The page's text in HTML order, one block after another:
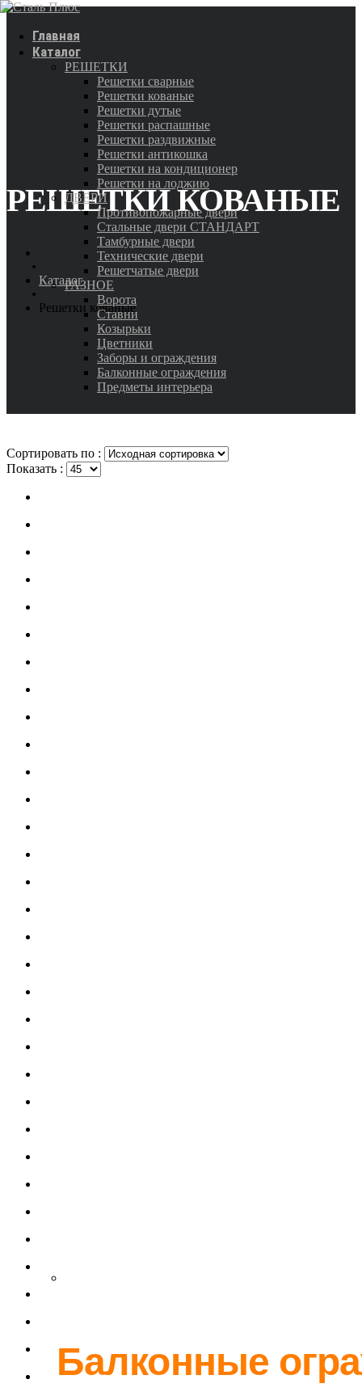
Главная
Каталог
РЕШЕТКИ
Решетки сварные
Решетки кованые
Решетки дутые
Решетки распашные
Решетки раздвижные
Решетки антикошка
Решетки на кондиционер
Решетки на лоджию
ДВЕРИ
Противопожарные двери
Стальные двери СТАНДАРТ
Тамбурные двери
Технические двери
Решетчатые двери
РАЗНОЕ
Ворота
Ставни
Козырьки
Цветники
Заборы и ограждения
Балконные ограждения
Предметы интерьера
Балконные
РЕШЕТКИ КОВАНЫЕ
Каталог
Решетки кованые
Сортировать по :
Показать :